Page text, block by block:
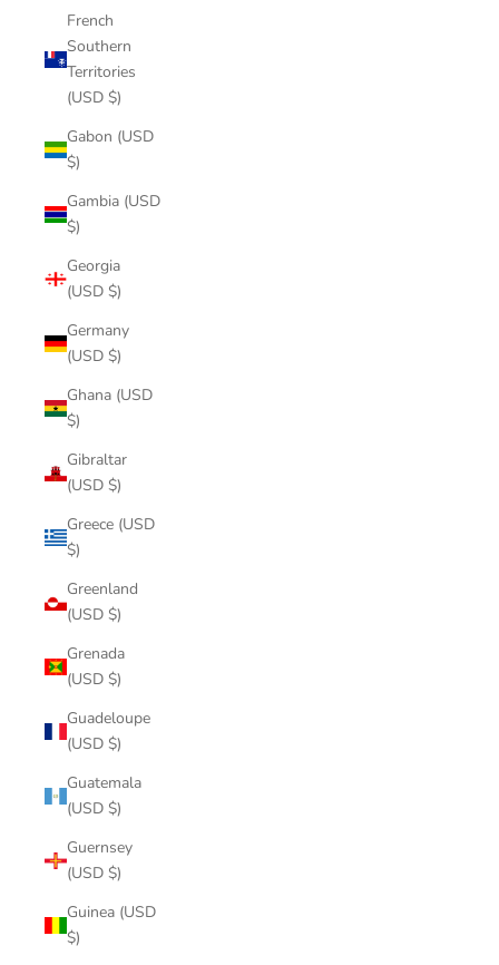
French
Southern
Territories
(USD $)
Gabon (USD
$)
Gambia (USD
$)
Georgia
(USD $)
Germany
(USD $)
Ghana (USD
$)
Gibraltar
(USD $)
Greece (USD
$)
Greenland
(USD $)
Grenada
(USD $)
Guadeloupe
(USD $)
Guatemala
(USD $)
Guernsey
(USD $)
Guinea (USD
$)